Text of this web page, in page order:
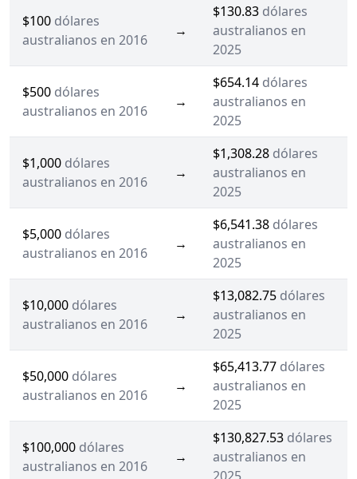
$100 dólares
australianos en 2016
→
$130.83 dólares
australianos en
2025
$500 dólares
australianos en 2016
→
$654.14 dólares
australianos en
2025
$1,000 dólares
australianos en 2016
→
$1,308.28 dólares
australianos en
2025
$5,000 dólares
australianos en 2016
→
$6,541.38 dólares
australianos en
2025
$10,000 dólares
australianos en 2016
→
$13,082.75 dólares
australianos en
2025
$50,000 dólares
australianos en 2016
→
$65,413.77 dólares
australianos en
2025
$100,000 dólares
australianos en 2016
→
$130,827.53 dólares
australianos en